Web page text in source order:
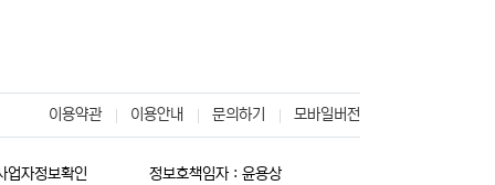
이용약관 이용안내 문의하기 모바일버전
업자정보확인 정보호책임자 : 윤용상